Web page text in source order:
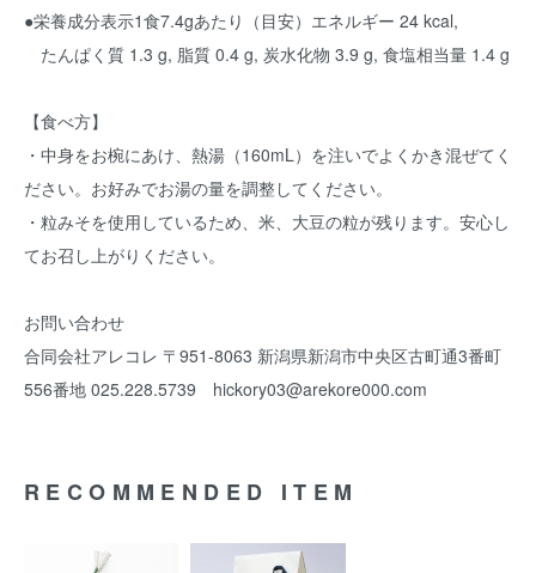
●栄養成分表示1食7.4gあたり（目安）エネルギー 24 kcal,
たんぱく質 1.3 g, 脂質 0.4 g, 炭水化物 3.9 g, 食塩相当量 1.4 g
【食べ方】
・中身をお椀にあけ、熱湯（160mL）を注いでよくかき混ぜてく
ださい。お好みでお湯の量を調整してください。
・粒みそを使用しているため、米、大豆の粒が残ります。安心し
てお召し上がりください。
お問い合わせ
合同会社アレコレ 〒951-8063 新潟県新潟市中央区古町通3番町
556番地 025.228.5739 hickory03@arekore000.com
RECOMMENDED ITEM